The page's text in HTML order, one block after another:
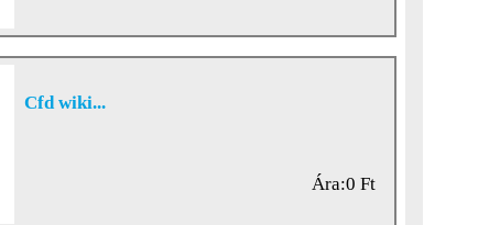
Cfd wiki...
Ára:0 Ft